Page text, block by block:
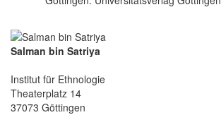
Salman bin Satriya
Institut für Ethnologie
Theaterplatz 14
37073 Göttingen